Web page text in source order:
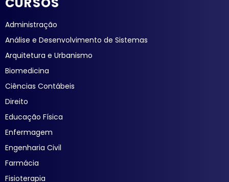
Administração
Análise e Desenvolvimento de Sistemas
Arquitetura e Urbanismo
Biomedicina
Ciências Contábeis
Direito
Educação Física
Enfermagem
Engenharia Civil
Farmácia
Fisioterapia